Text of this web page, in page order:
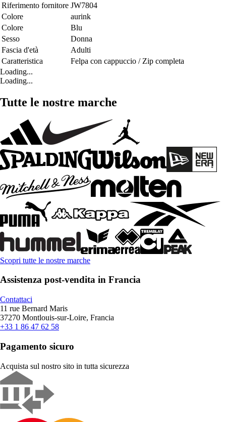
Riferimento fornitore JW7804
Colore
aurink
Colore
Blu
Sesso
Donna
Fascia d'età
Adulti
Caratteristica
Felpa con cappuccio / Zip completa
Loading...
Loading...
Tutte le nostre marche
Scopri tutte le nostre marche
Assistenza post-vendita in Francia
Contattaci
11 rue Bernard Maris
37270 Montlouis-sur-Loire, Francia
+33 1 86 47 62 58
Pagamento sicuro
Acquista sul nostro sito in tutta sicurezza